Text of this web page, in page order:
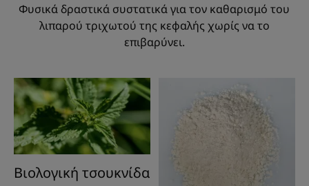
Φυσικά δραστικά συστατικά για τον καθαρισμό του
λιπαρού τριχωτού της κεφαλής χωρίς να το
επιβαρύνει.
Βιολογική τσουκνίδα